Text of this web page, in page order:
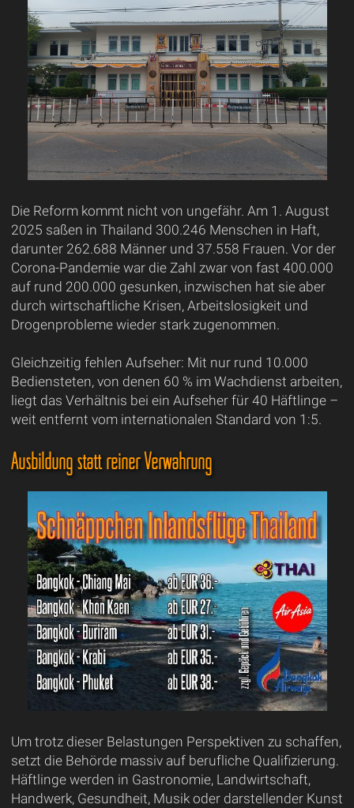
Die Reform kommt nicht von ungefähr. Am 1. August
2025 saßen in Thailand 300.246 Menschen in Haft,
darunter 262.688 Männer und 37.558 Frauen. Vor der
Corona-Pandemie war die Zahl zwar von fast 400.000
auf rund 200.000 gesunken, inzwischen hat sie aber
durch wirtschaftliche Krisen, Arbeitslosigkeit und
Drogenprobleme wieder stark zugenommen.
Gleichzeitig fehlen Aufseher: Mit nur rund 10.000
Bediensteten, von denen 60 % im Wachdienst arbeiten,
liegt das Verhältnis bei ein Aufseher für 40 Häftlinge –
weit entfernt vom internationalen Standard von 1:5.
Ausbildung statt reiner Verwahrung
Um trotz dieser Belastungen Perspektiven zu schaffen,
setzt die Behörde massiv auf berufliche Qualifizierung.
Häftlinge werden in Gastronomie, Landwirtschaft,
Handwerk, Gesundheit, Musik oder darstellender Kunst